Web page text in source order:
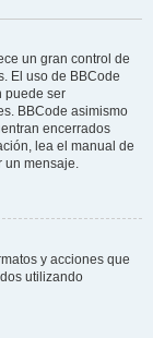
un gran control de
El uso de BBCode
puede ser
BBCode asimismo
encerrados
lea el manual de
un mensaje.
y acciones que
utilizando